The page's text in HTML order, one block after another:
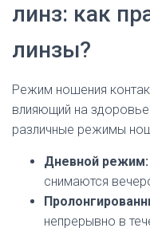
линз: как
линзы?
Режим ношения
влияющий на
различные режимы
Дневной режим:
снимаются
непрерывно в